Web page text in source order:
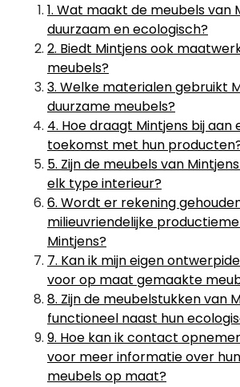
1. Wat maakt de meubels van
duurzaam en ecologisch?
2. Biedt Mintjens ook
meubels?
3. Welke materialen gebruikt
duurzame meubels?
4. Hoe draagt Mintjens bij aan
toekomst met hun
5. Zijn de meubels van
elk type interieur?
6. Wordt er rekening
milieuvriendelijke
Mintjens?
7. Kan ik mijn eigen
voor op maat gemaakte
8. Zijn de meubelstukken van
functioneel naast hun
9. Hoe kan ik contact
voor meer informatie over
meubels op maat?